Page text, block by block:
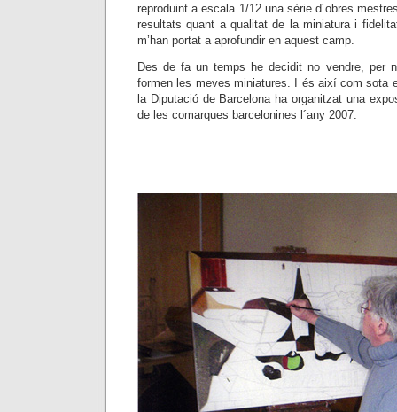
reproduint a escala 1/12 una sèrie d´obres
resultats quant a qualitat de la miniatura i
m’han portat a aprofundir en aquest camp.
Des de fa un temps he decidit no vendre, per
formen les meves miniatures. I és així com sota
la Diputació de Barcelona ha organitzat una
de les comarques barcelonines l´any 2007.